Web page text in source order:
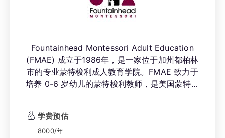
Fountainhead Montessori Adult Education
(FMAE) 成立于1986年，是一家位于加州都柏林
市的专业蒙特梭利成人教育学院。FMAE 致力于
培养 0-6 岁幼儿的蒙特梭利教师，是美国蒙特梭
以其实践导向的教学模式和深厚的行业背景，为
全球教育工作者提供高含金量的职业资格认证。
学费预估
8000/年